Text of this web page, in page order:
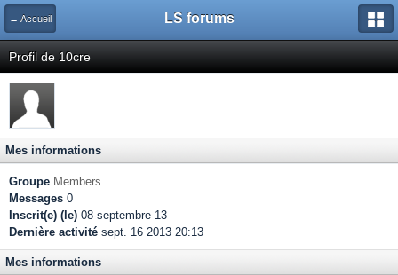
← Accueil LS forums
Profil de 10cre
Mes informations
Groupe Members
Messages 0
Inscrit(e) (le) 08-septembre 13
Dernière activité sept. 16 2013 20:13
Mes informations